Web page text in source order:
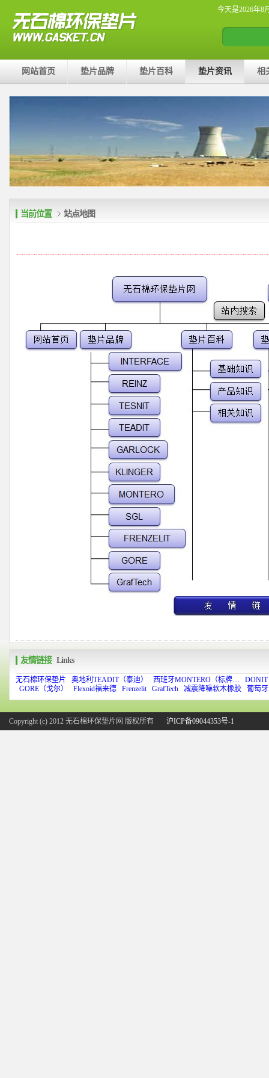
今天是2026年8
网站首页 垫片品牌 垫片百科 垫片资讯 相
当前位置 站点地图
友情链接 Links
无石棉环保垫片 奥地利TEADIT（泰迪） 西班牙MONTERO（标牌…
GORE（戈尔）
Flexoid福来德 Frenzelit GrafTech 减震降噪软木橡胶 葡萄
Copyright (c) 2012 无石棉环保垫片网 版权所有 沪ICP备09044353号-1